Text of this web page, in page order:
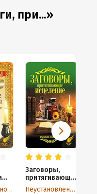
при...»
Мария Баженова
Заговоры,
притягивающи
е исцеление
Неустановленный автор